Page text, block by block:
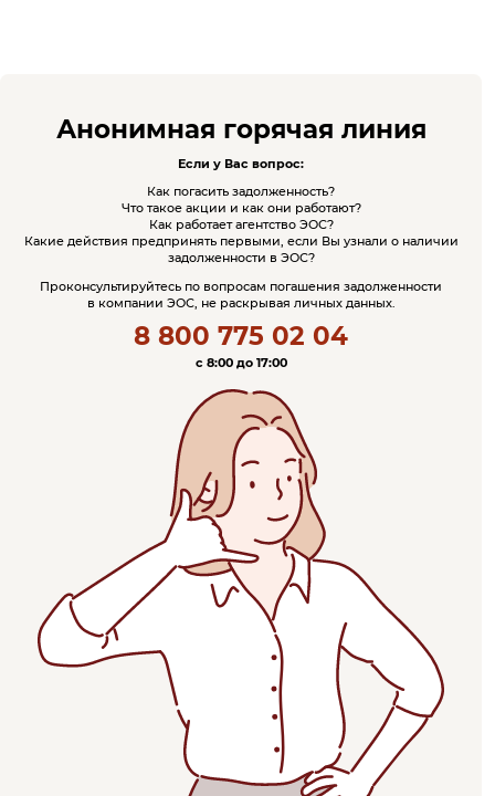
Анонимная горячая линия
Если у Вас вопрос:
Как погасить задолженность?
Что такое акции и как они работают?
Как работает агентство ЭОС?
Какие действия предпринять первыми, если Вы узнали о наличии
задолженности в ЭОС?
Проконсультируйтесь по вопросам погашения задолженности
в компании ЭОС, не раскрывая личных данных.
8 800 775 02 04
c 8:00 до 17:00